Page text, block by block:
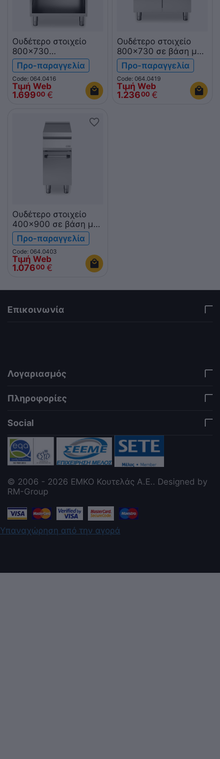
Ουδέτερο στοιχείο
800x730
λαντζα+βρυση σε
ανοικτή βάση
R70/80LA/A ROC700
Προ-παραγγελία
Code: 064.0416
Τιμή Web
1.69900 €
Ουδέτερο στοιχείο
800x730 σε βάση με
2 πόρτες
R70/80PLN/P ROC700
Προ-παραγγελία
Code: 064.0419
Τιμή Web
1.23600 €
Ουδέτερο στοιχείο
400x900 σε βάση με
πόρτα R90/40PLN/P
ROC900
Προ-παραγγελία
Code: 064.0403
Τιμή Web
1.07600 €
Επικοινωνία
Λογαριασμός
Πληροφορίες
Social
© 2006 - 2026 ΕΜΚΟ Κουτελάς Α.Ε.. Designed by
RM-Group
Υπαναχώρηση από την αγορά